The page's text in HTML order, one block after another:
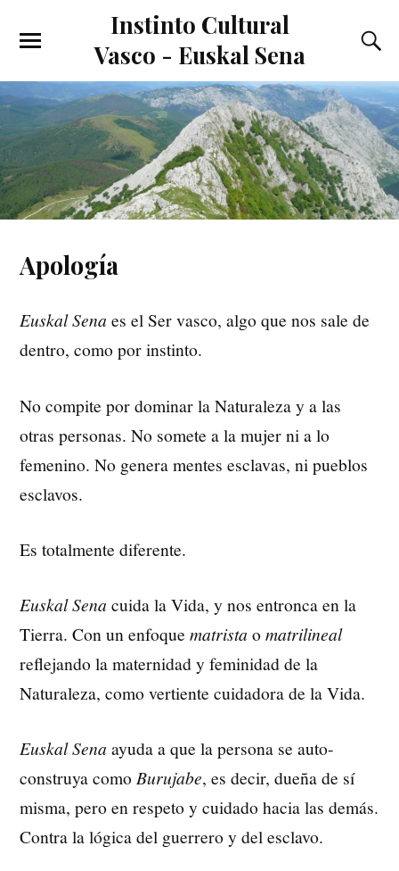
Instinto Cultural
Vasco - Euskal Sena
Apología
Euskal Sena es el Ser vasco, algo que nos sale de
dentro, como por instinto.
No compite por dominar la Naturaleza y a las
otras personas. No somete a la mujer ni a lo
femenino. No genera mentes esclavas, ni pueblos
esclavos.
Es totalmente diferente.
Euskal Sena cuida la Vida, y nos entronca en la
Tierra. Con un enfoquematrista omatrilineal
reflejando la maternidad y feminidad de la
Naturaleza, como vertiente cuidadora de la Vida.
Euskal Sena ayuda a que la persona se auto-
construya comoBurujabe, es decir, dueña de sí
misma, pero en respeto y cuidado hacia las demás.
Contra la lógica del guerrero y del esclavo.